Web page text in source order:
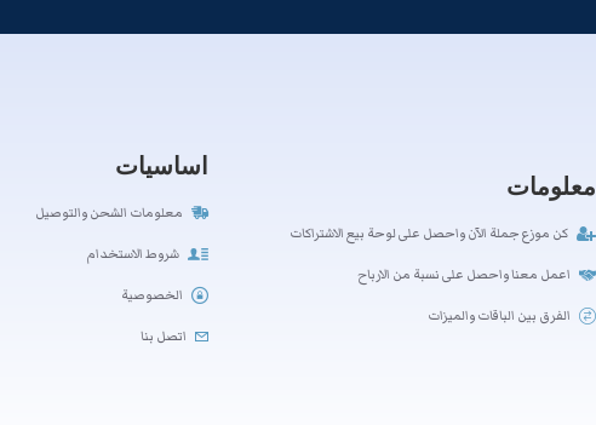
معلومات
كن موزع جملة الآن واحصل على لوحة بيع الاشتراكات
اعمل معنا واحصل على نسبة من الارباح
الفرق بين الباقات والميزات
اساسيات
معلومات الشحن والتوصيل
شروط الاستخدام
الخصوصية
اتصل بنا